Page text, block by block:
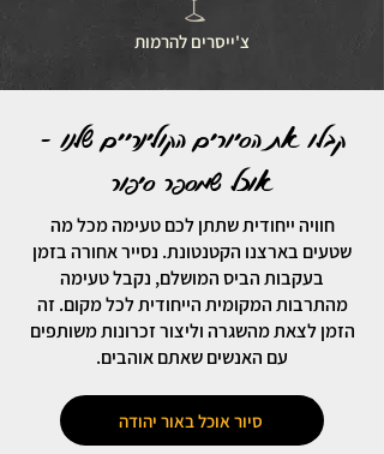
צ'ייסרים להרמות
קבלו את הסיורים הקולינריים שלנו -
אוכל שמספר סיפור
חוויה ייחודית שתתן לכם טעימה מכל מה
שטעים בארצנו הקטנטונת. נסייר אחורה בזמן
בעקבות הביס המושלם, נקבל טעימה
מהתרבות המקומית הייחודית לכל מקום. זה
הזמן לצאת מהשגרה וליצור זכרונות משותפים
עם האנשים שאתם אוהבים.
סיור אוכל באור יהודה